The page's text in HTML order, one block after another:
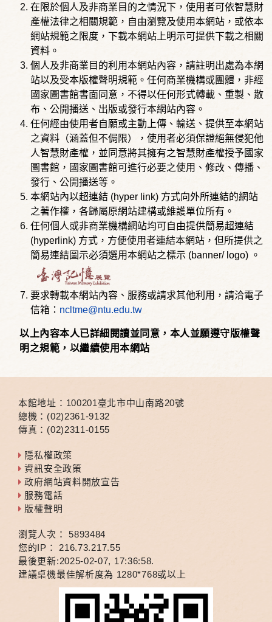
在限於個人及非商業目的之情況下，使用者可依智慧財
產權法律之相關規範，自由瀏覽及使用本網站，或依本
網站規範之限度，下載本網站上明示可提供下載之相關
資料。
個人及非商業目的利用本網站內容，請註明出處為本網
站以及受本版權聲明規範。任何商業機構或團體，非經
國家圖書館書面同意，不得以任何形式轉載、重製、散
布、公開播送、出版或發行本網站內容。
任何經由使用者自願或主動上傳、輸送、提供至本網站
之資料（涵蓋但不侷限），使用者必須保證絕無侵犯他
人智慧財產權，並同意將其擁有之智慧財產權授予國家
圖書館，國家圖書館可進行必要之使用、修改、傳播、
發行、公開播送等。
本網站內以超連結 (hyper link) 方式向外所連結的網站
之著作權，各歸屬原網站建構或維護單位所有。
任何個人或非商業機構網站均可自由提供簡易超連結
(hyperlink) 方式，方便使用者連結本網站，但所提供之
簡易連結圖示必須選用本網站之標示 (banner/ logo) 。
要求轉載本網站內容、服務或請求其他利用，請洽電子
信箱： ncltme@ntu.edu.tw
以上內容本人已詳細閱讀並同意，本人並願遵守版權聲
明之規範，以繼續使用本網站
本館地址：100201臺北市中山南路20號
總機：(02)2361-9132
傳真：(02)2311-0155
隱私權政策
資訊安全政策
政府網站資料開放宣告
服務電話
版權聲明
瀏覽人次： 5893484
您的IP：
216.73.217.55
最後更新:2025-02-07, 17:36:58.
建議桌機最佳解析度為 1280*768或以上